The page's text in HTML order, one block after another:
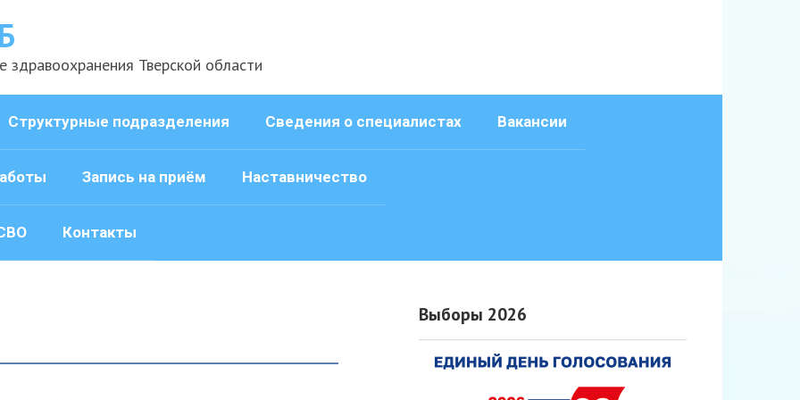
Тверской области
Структурные подразделения Сведения о специалистах Вакансии
Запись на приём Наставничество
Контакты
Выборы 2026